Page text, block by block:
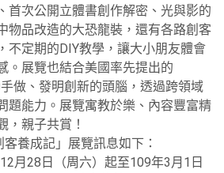
首次公開立體書創作解密、光與影的
物品改造的大恐龍裝，還有各路創客
不定期的DIY教學，讓大小朋友體會
。展覽也結合美國率先提出的
做、發明創新的頭腦，透過跨領域
題能力。展覽寓教於樂、內容豐富精
，親子共賞！
養成記」展覽訊息如下：
月28日（周六）起至109年3月1日